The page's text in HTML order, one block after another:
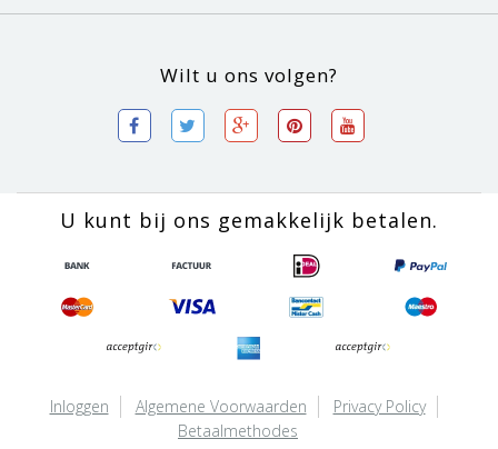
Wilt u ons volgen?
U kunt bij ons gemakkelijk betalen.
Inloggen Algemene Voorwaarden
Privacy Policy
Betaalmethodes